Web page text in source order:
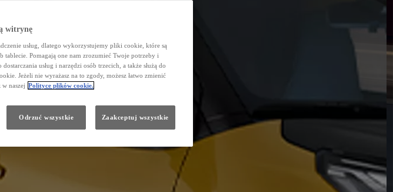
witrynę
usług, dlatego wykorzystujemy pliki cookie, które są
Pomagają one nam zrozumieć Twoje potrzeby i
usług i narzędzi osób trzecich, a także służą do
Jeżeli nie wyrażasz na to zgody, możesz łatwo zmienić
w naszej Polityce plików cookie.
Odrzuć wszystkie Zaakceptuj wszystkie